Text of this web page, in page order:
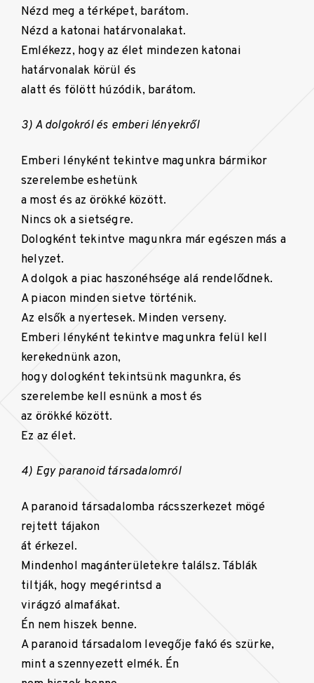
Nézd meg a térképet, barátom.
Nézd a katonai határvonalakat.
Emlékezz, hogy az élet mindezen katonai
határvonalak körül és
alatt és fölött húzódik, barátom.
3) A dolgokról és emberi lényekről
Emberi lényként tekintve magunkra bármikor
szerelembe eshetünk
a most és az örökké között.
Nincs ok a sietségre.
Dologként tekintve magunkra már egészen más a
helyzet.
A dolgok a piac haszonéhsége alá rendelődnek.
A piacon minden sietve történik.
Az elsők a nyertesek. Minden verseny.
Emberi lényként tekintve magunkra felül kell
kerekednünk azon,
hogy dologként tekintsünk magunkra, és
szerelembe kell esnünk a most és
az örökké között.
Ez az élet.
4) Egy paranoid társadalomról
A paranoid társadalomba rácsszerkezet mögé
rejtett tájakon
át érkezel.
Mindenhol magánterületekre találsz. Táblák
tiltják, hogy megérintsd a
virágzó almafákat.
Én nem hiszek benne.
A paranoid társadalom levegője fakó és szürke,
mint a szennyezett elmék. Én